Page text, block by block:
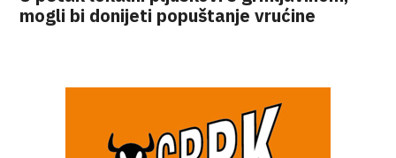
mogli bi donijeti popuštanje vrućine